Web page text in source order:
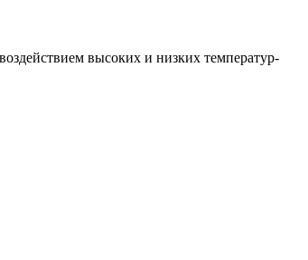
высоких и низких температур-